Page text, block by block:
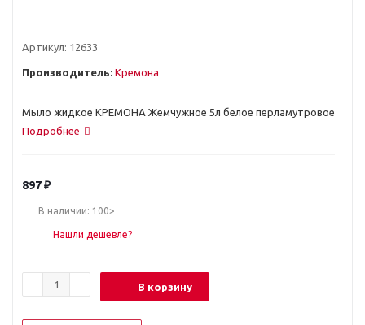
Артикул: 12633
Производитель: Кремона
Мыло жидкое КРЕМОНА Жемчужное 5л белое перламутровое
Подробнее
897₽
В наличии: 100>
Нашли дешевле?
В корзину